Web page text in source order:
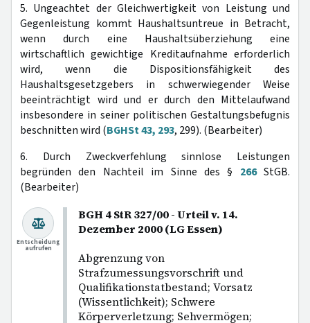
5. Ungeachtet der Gleichwertigkeit von Leistung und
Gegenleistung kommt Haushaltsuntreue in Betracht,
wenn durch eine Haushaltsüberziehung eine
wirtschaftlich gewichtige Kreditaufnahme erforderlich
wird, wenn die Dispositionsfähigkeit des
Haushaltsgesetzgebers in schwerwiegender Weise
beeinträchtigt wird und er durch den Mittelaufwand
insbesondere in seiner politischen Gestaltungsbefugnis
beschnitten wird (BGHSt 43, 293, 299). (Bearbeiter)
6. Durch Zweckverfehlung sinnlose Leistungen
begründen den Nachteil im Sinne des § 266StGB.
(Bearbeiter)
BGH 4 StR 327/00 - Urteil v. 14.
Dezember 2000 (LG Essen)
Abgrenzung von
Strafzumessungsvorschrift und
Qualifikationstatbestand; Vorsatz
(Wissentlichkeit); Schwere
Körperverletzung; Sehvermögen;
Entscheidung
aufrufen